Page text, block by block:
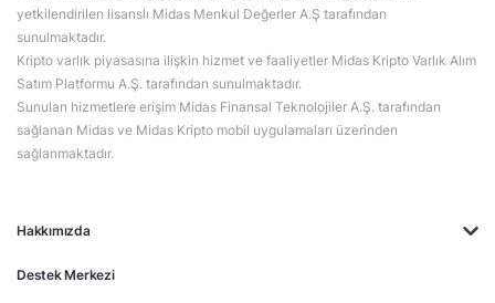
Hakkımızda
Destek Merkezi
yetkilendirilen lisanslı Midas Menkul Değerler A.Ş tarafından
sunulmaktadır.
Kripto varlık piyasasına ilişkin hizmet ve faaliyetler Midas Kripto Varlık Alım
Satım Platformu A.Ş. tarafından sunulmaktadır.
Sunulan hizmetlere erişim Midas Finansal Teknolojiler A.Ş. tarafından
sağlanan Midas ve Midas Kripto mobil uygulamaları üzerinden
sağlanmaktadır.